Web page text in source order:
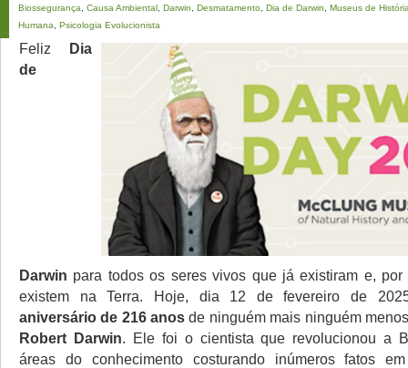
Biossegurança Causa Ambiental Darwin Desmatamento Dia de Darwin
Museus de
Humana
Psicologia Evolucionista
Feliz Dia
de
Darwin para todos os seres vivos que já existiram e, por
existem na Terra. Hoje, dia 12 de fevereiro de
aniversário de 216 anos de ninguém mais ninguém
Robert Darwin. Ele foi o cientista que revolucionou a
áreas do conhecimento costurando inúmeros fatos